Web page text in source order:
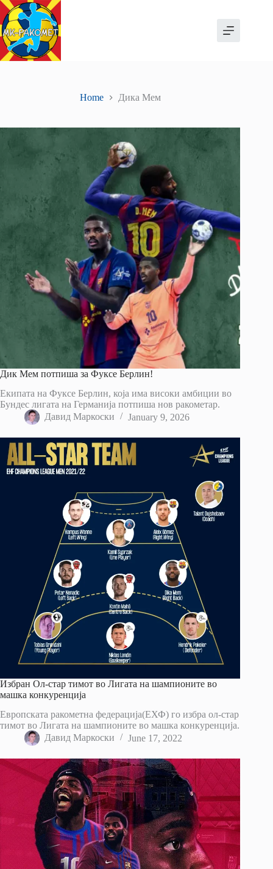
Skip
to
content
Home Дика Мем
Дик Мем потпиша за Фуксе Берлин!
Екипата на Фуксе Берлин, која има високи амбиции во
Бундес лигата на Германија потпиша нов ракометар.
Давид Маркоски
January 9, 2026
Избран Ол-стар тимот во Лигата на шампионите во
машка конкуренција
Европската ракометна федерација(ЕХФ) го избра ол-стар
тимот во Лигата на шампионите во машка конкуренција.
Давид Маркоски
June 17, 2022